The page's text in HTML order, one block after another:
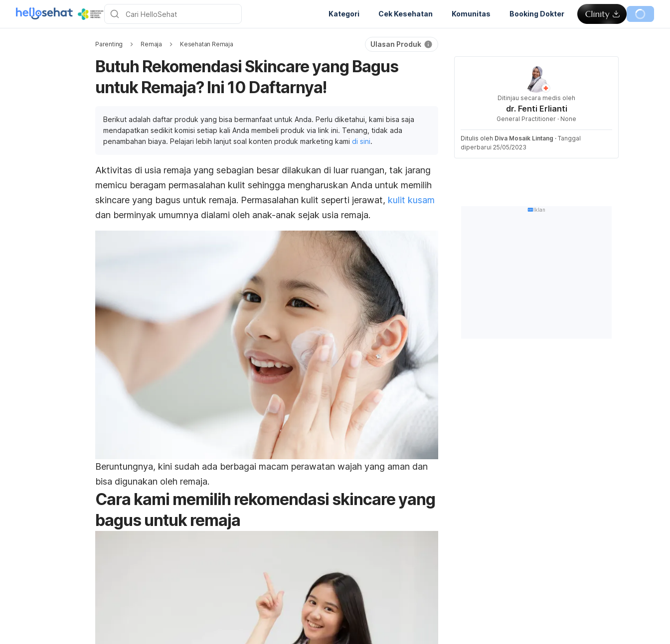
Kategori Cek Kesehatan Komunitas Booking Dokter
Parenting Remaja Kesehatan Remaja Ulasan Produk
Butuh Rekomendasi Skincare yang Bagus
untuk Remaja? Ini 10 Daftarnya!
Berikut adalah daftar produk yang bisa bermanfaat untuk Anda. Perlu diketahui, kami bisa saja
mendapatkan sedikit komisi setiap kali Anda membeli produk via link ini. Tenang, tidak ada
penambahan biaya. Pelajari lebih lanjut soal konten produk marketing kami di sini.
Aktivitas di usia remaja yang sebagian besar dilakukan di luar ruangan, tak jarang
memicu beragam permasalahan kulit sehingga mengharuskan Anda untuk memilih
skincare yang bagus untuk remaja. Permasalahan kulit seperti jerawat, kulit kusam
dan berminyak umumnya dialami oleh anak-anak sejak usia remaja.
Beruntungnya, kini sudah ada berbagai macam perawatan wajah yang aman dan
bisa digunakan oleh remaja.
Cara kami memilih rekomendasi skincare yang
bagus untuk remaja
Ditinjau secara medis oleh
dr. Fenti Erlianti
General Practitioner · None
Ditulis oleh Diva Mosaik Lintang · Tanggal
diperbarui 25/05/2023
Iklan